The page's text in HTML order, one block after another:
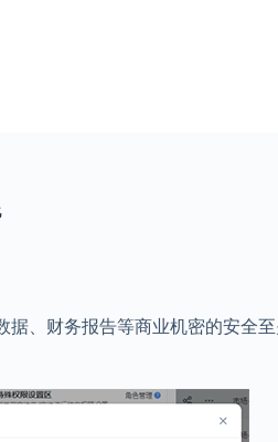
、财务报告等商业机密的安全